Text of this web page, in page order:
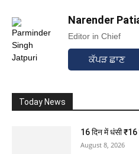
Narender
Editor in Chief
ਕੱਪੜ ਛਾਣ
Today News
16 दिन में धंसी
August 8, 2026